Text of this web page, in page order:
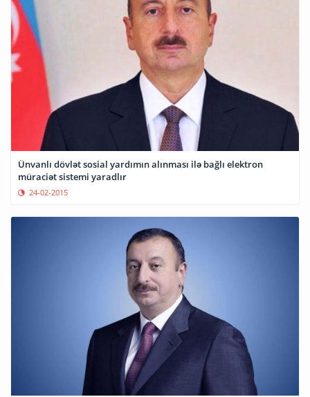
Ünvanlı dövlət sosial yardımın alınması ilə bağlı elektron
müraciət sistemi yaradlır
24-02-2015